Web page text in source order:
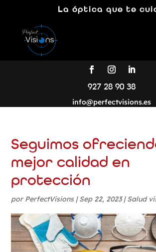
La óptica que te
927 28 90 38
info@perfectvisions.es
Seguimos
mejor calidad en
protección
por PerfectVisions|Sep 22, 2023|Salud